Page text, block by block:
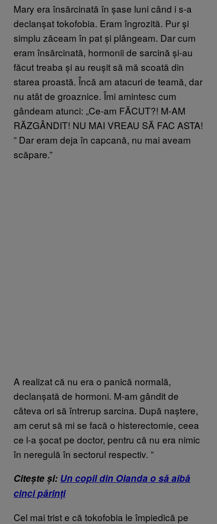
Mary era însărcinată în șase luni când i s-a
declanșat tokofobia. Eram îngrozită. Pur și
simplu zăceam în pat și plângeam. Dar cum
eram însărcinată, hormonii de sarcină și-au
făcut treaba și au reușit să mă scoată din
starea proastă. Încă am atacuri de teamă, dar
nu atât de groaznice. Îmi amintesc cum
gândeam atunci: „Ce-am FĂCUT?! M-AM
RĂZGÂNDIT! NU MAI VREAU SĂ FAC ASTA!
” Dar eram deja în capcană, nu mai aveam
scăpare.”
A realizat că nu era o panică normală,
declanșată de hormoni. M-am gândit de
câteva ori să întrerup sarcina. După naștere,
am cerut să mi se facă o histerectomie, ceea
ce l-a șocat pe doctor, pentru că nu era nimic
în neregulă în sectorul respectiv. ”
Citește și: Un copil din Olanda o să aibă
cinci părinți
Cel mai trist e că tokofobia le împiedică pe